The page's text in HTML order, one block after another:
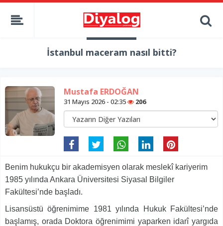
İstanbul maceram nasıl bitti?
Mustafa ERDOĞAN
31 Mayıs 2026 - 02:35 206
Benim hukukçu bir akademisyen olarak meslekî kariyerim
1985 yılında Ankara Üniversitesi Siyasal Bilgiler
Fakültesi’nde başladı.
Lisansüstü öğrenimime 1981 yılında Hukuk Fakültesi’nde
başlamış, orada Doktora öğrenimimi yaparken idarî yargıda